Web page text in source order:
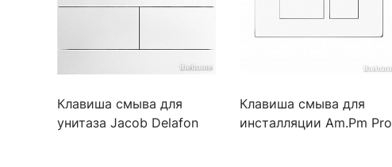
Клавиша смыва для
унитаза Jacob Delafon
Клавиша смыва для
инсталляции Am.Pm Pro